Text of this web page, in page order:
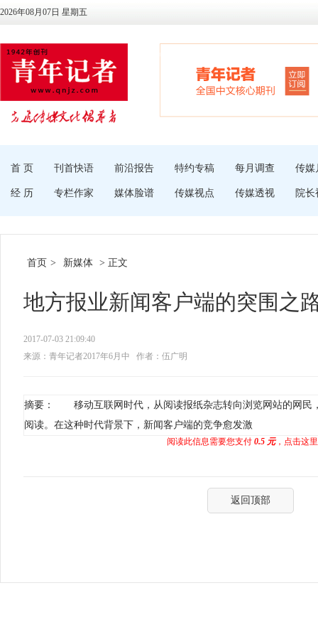
2026年08月07日 星期五
首 页 刊首快语 前沿报告 特约专稿 每月调查 传媒
经 历 专栏作家 媒体脸谱 传媒视点 传媒透视 院长
首页 > 新媒体 > 正文
地方报业新闻客户端的突围之
2017-07-03 21:09:40
来源：青年记者2017年6月中
作者：伍广明
摘要： 移动互联网时代，从阅读报纸杂志转向浏览网站的网民
阅读。在这种时代背景下，新闻客户端的竞争愈发激
阅读此信息需要您支付 0.5 元，点击这
返回顶部